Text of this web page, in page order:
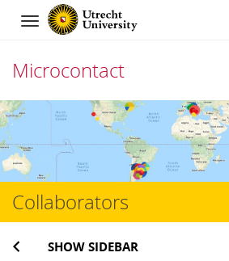
Navigation
Microcontact
Skip
to
content
Collaborators
SHOW SIDEBAR